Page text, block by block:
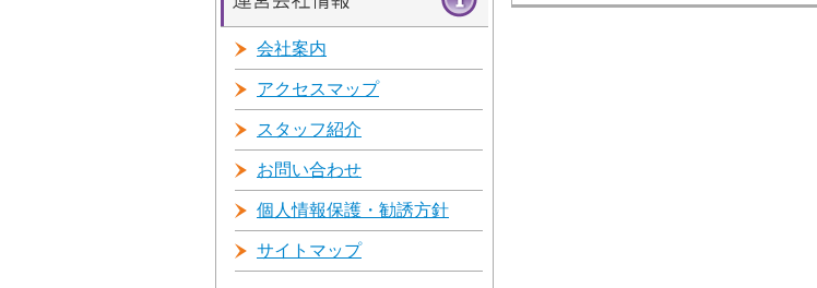
会社案内
アクセスマップ
スタッフ紹介
お問い合わせ
個人情報保護・勧誘方針
サイトマップ